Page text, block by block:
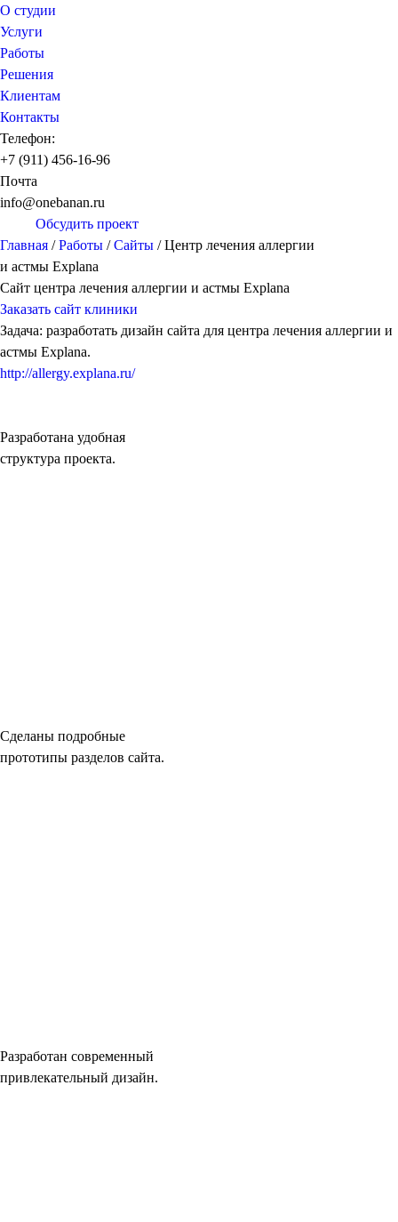
О студии
Услуги
Работы
Решения
Клиентам
Контакты
Телефон:
+7 (911) 456-16-96
Почта
info@onebanan.ru
Обсудить проект
Главная /Работы /Сайты /Центр лечения аллергии
и астмы Explana
Сайт центра лечения аллергии и астмы Explana
Заказать сайт клиники
Задача: разработать дизайн сайта для центра лечения аллергии и
астмы Explana.
http://allergy.explana.ru/
Разработана удобная
структура проекта.
Сделаны подробные
прототипы разделов сайта.
Разработан современный
привлекательный дизайн.